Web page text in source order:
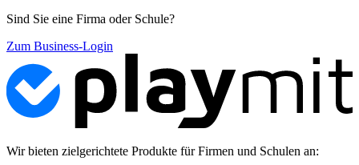
Sind Sie eine Firma oder Schule?
Zum Business-Login
Wir bieten zielgerichtete Produkte für Firmen und Schulen an: